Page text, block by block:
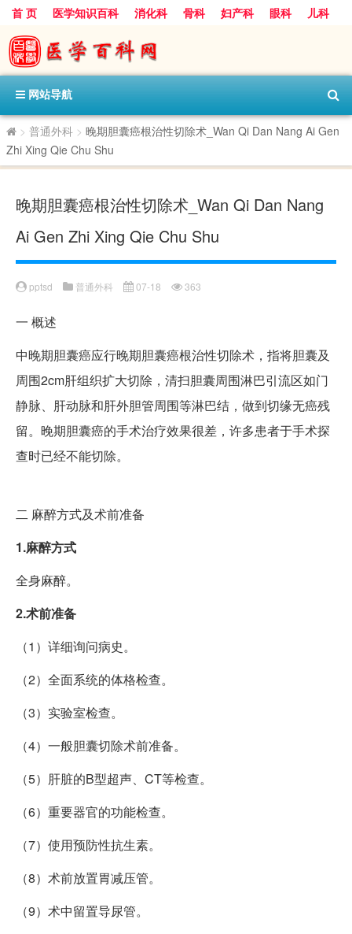
首 页 医学知识百科 消化科 骨科 妇产科 眼科
儿科
心血管病科
呼吸科 神经科
内分泌科
口腔科
网站导航
> 普通外科 > 晚期胆囊癌根治性切除术_Wan Qi Dan Nang Ai Gen
Zhi Xing Qie Chu Shu
晚期胆囊癌根治性切除术_Wan Qi Dan Nang
Ai Gen Zhi Xing Qie Chu Shu
pptsd 普通外科 07-18 363
一 概述
中晚期胆囊癌应行晚期胆囊癌根治性切除术，指将胆囊及
周围2cm肝组织扩大切除，清扫胆囊周围淋巴引流区如门
静脉、肝动脉和肝外胆管周围等淋巴结，做到切缘无癌残
留。晚期胆囊癌的手术治疗效果很差，许多患者于手术探
查时已经不能切除。
二 麻醉方式及术前准备
1.麻醉方式
全身麻醉。
2.术前准备
（1）详细询问病史。
（2）全面系统的体格检查。
（3）实验室检查。
（4）一般胆囊切除术前准备。
（5）肝脏的B型超声、CT等检查。
（6）重要器官的功能检查。
（7）使用预防性抗生素。
（8）术前放置胃减压管。
（9）术中留置导尿管。